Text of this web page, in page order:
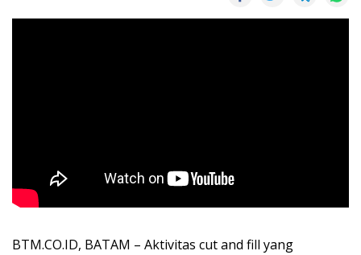
BTM.CO.ID, BATAM – Aktivitas cut and fill yang